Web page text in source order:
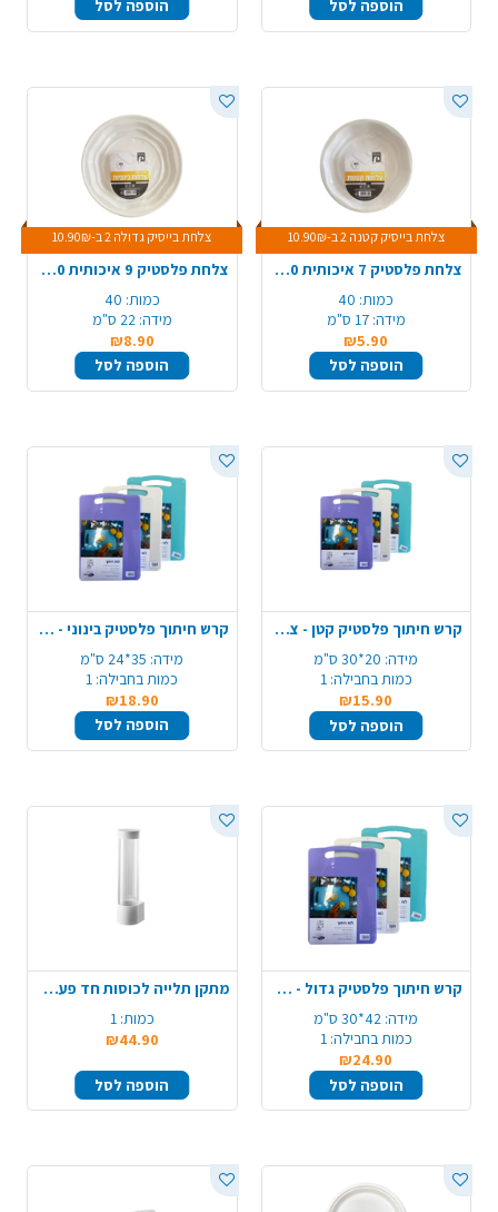
הוספה לסל הוספה לסל
צלחת בייסיק קטנה 2 ב-10.90₪
צלחת פלסטיק 7 איכותית 40 יח' - לבן
כמות: 40
מידה: 17 ס"מ
₪5.90
הוספה לסל
צלחת בייסיק גדולה 2 ב-10.90₪
צלחת פלסטיק 9 איכותית 40 יח' - לבן
כמות: 40
מידה: 22 ס"מ
₪8.90
הוספה לסל
קרש חיתוך פלסטיק קטן - צבע משתנה
מידה: 20*30 ס"מ
כמות בחבילה: 1
₪15.90
הוספה לסל
קרש חיתוך פלסטיק בינוני - צבע משתנה
מידה: 35*24 ס"מ
כמות בחבילה: 1
₪18.90
הוספה לסל
קרש חיתוך פלסטיק גדול - צבע משתנה
מידה: 42*30 ס"מ
כמות בחבילה: 1
₪24.90
הוספה לסל
מתקן תלייה לכוסות חד פעמיות
כמות: 1
₪44.90
הוספה לסל